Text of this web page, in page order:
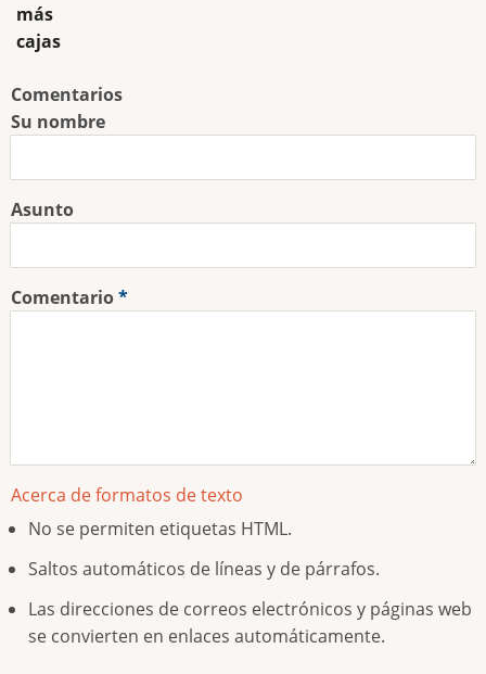
más
cajas
Comentarios
Su nombre
Asunto
Comentario
Acerca de formatos de texto
No se permiten etiquetas HTML.
Saltos automáticos de líneas y de párrafos.
Las direcciones de correos electrónicos y páginas web
se convierten en enlaces automáticamente.